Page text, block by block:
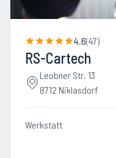
4.6(47)
RS-Cartech
Leobner Str. 13
8712 Niklasdorf
Werkstatt